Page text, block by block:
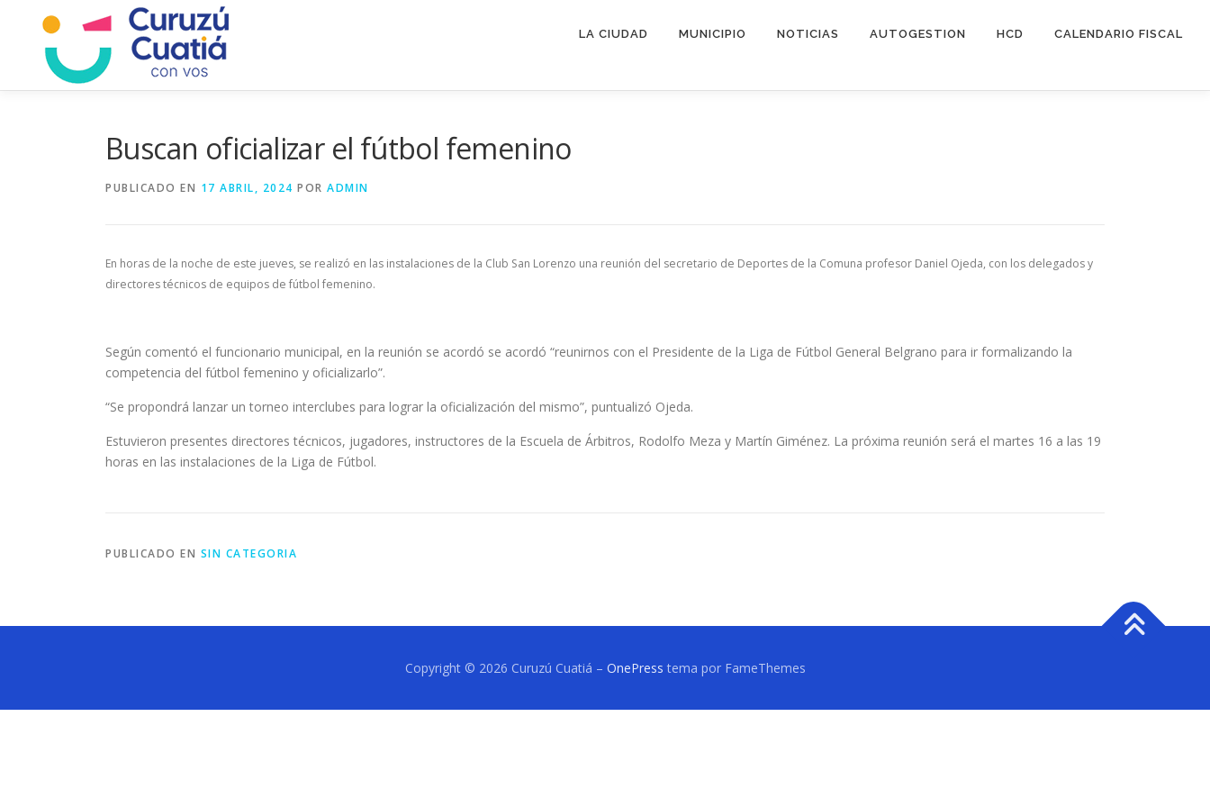
contenido
LA CIUDAD MUNICIPIO NOTICIAS AUTOGESTION HCD CALENDARIO FISCAL
Buscan oficializar el fútbol femenino
PUBLICADO EN 17 ABRIL, 2024 POR ADMIN
En horas de la noche de este jueves, se realizó en las instalaciones de la Club San Lorenzo una reunión del secretario de Deportes de la Comuna profesor Daniel Ojeda, con los delegados y
directores técnicos de equipos de fútbol femenino.
Según comentó el funcionario municipal, en la reunión se acordó se acordó “reunirnos con el Presidente de la Liga de Fútbol General Belgrano para ir formalizando la
competencia del fútbol femenino y oficializarlo”.
“Se propondrá lanzar un torneo interclubes para lograr la oficialización del mismo”, puntualizó Ojeda.
Estuvieron presentes directores técnicos, jugadores, instructores de la Escuela de Árbitros, Rodolfo Meza y Martín Giménez. La próxima reunión será el martes 16 a las 19
horas en las instalaciones de la Liga de Fútbol.
PUBLICADO EN SIN CATEGORIA
Copyright © 2026 Curuzú Cuatiá – OnePress tema por FameThemes